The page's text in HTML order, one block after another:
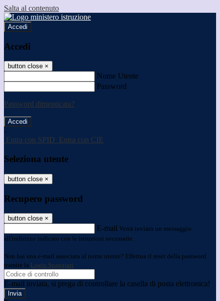
Salta al contenuto
Accedi
Accedi
button close ×
Nome Utente
Password
Password dimenticata?
-
Entra con SPID Entra con CIE
Seleziona utente
button close ×
Recupero password
button close ×
E-mail Verrà inviato un messaggio
all'indirizzo indicato con le istruzioni necessarie.
Non hai una e-mail associata al nome utente? Effettua il reset della password
tramite la Login Spaggiari
E-mail inviata, si prega di controllare la casella di posta elettronica!